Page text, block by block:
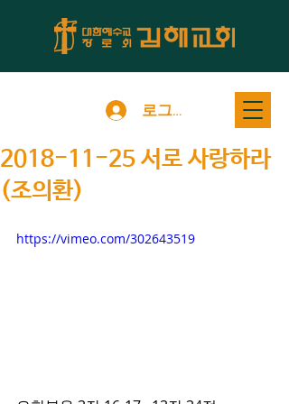
로그인
2018-11-25 서로 사랑하라
(조의환)
https://vimeo.com/302643519